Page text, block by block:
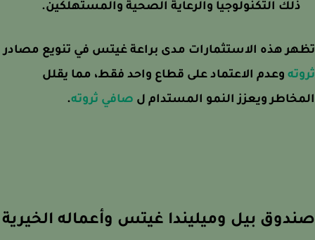
ذلك التكنولوجيا والرعاية الصحية والمستهلكين.
هذه الاستثمارات مدى براعة غيتس في تنويع مصادر
وعدم الاعتماد على قطاع واحد فقط، مما يقلل
ويعزز النمو المستدام ل صافي ثروته.
بيل وميليندا غيتس وأعماله الخيرية